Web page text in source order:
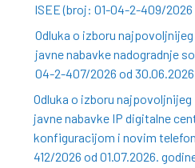
ISEE (broj: 01-04-2-409/
Odluka o izboru
javne nabavke nadogradnje
04-2-407/2026 od
Odluka o izboru
javne nabavke IP digitalne
konfiguracijom i novim
412/2026 od 01.07.2026.